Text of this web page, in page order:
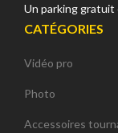
Un parking
CATÉGORIES
Vidéo pro
Photo
Accessoires